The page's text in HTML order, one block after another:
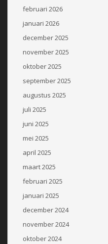
februari 2026
januari 2026
december 2025
november 2025
oktober 2025
september 2025
augustus 2025
juli 2025
juni 2025
mei 2025
april 2025
maart 2025
februari 2025
januari 2025
december 2024
november 2024
oktober 2024